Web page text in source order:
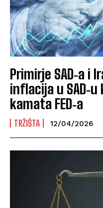
Primirje SAD‑a i
inflacija u
kamata FED‑a
TRŽIŠTA 12/04/2026